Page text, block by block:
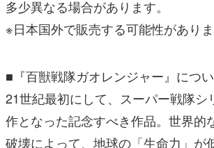
■『百獣戦隊ガオレンジャー』につ
作となった記念すべき作品。世界的
破壊によって、地球の「生命力」が
代。闇の奥底から邪気が具現化し、
オルグが出現した。このオルグと戦